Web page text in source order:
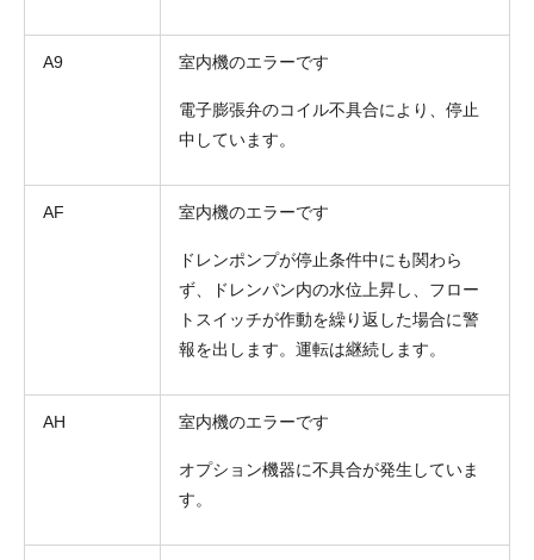
A9 室内機のエラーです
電子膨張弁のコイル不具合により、停止
中しています。
AF 室内機のエラーです
ドレンポンプが停止条件中にも関わら
ず、ドレンパン内の水位上昇し、フロー
トスイッチが作動を繰り返した場合に警
報を出します。運転は継続します。
AH 室内機のエラーです
オプション機器に不具合が発生していま
す。